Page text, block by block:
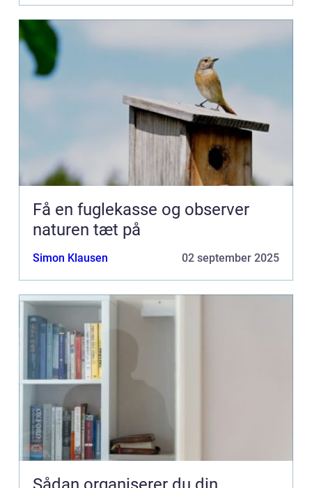
Få en fuglekasse og observer
naturen tæt på
Simon Klausen 02 september 2025